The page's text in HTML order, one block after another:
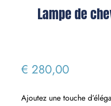
Lampe de
€ 280,00
Ajoutez une touche